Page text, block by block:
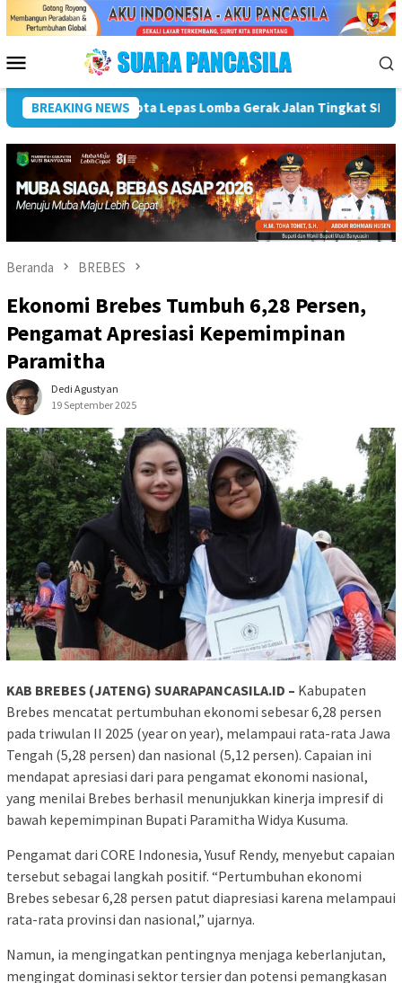
Menu
Mobile
BREAKING NEWS
HUT ke-81 RI Pemkot Lubuk Linggau
Beranda BREBES
Ekonomi Brebes Tumbuh 6,28 Persen,
Pengamat Apresiasi Kepemimpinan
Paramitha
Dedi Agustyan
19 September 2025
KAB BREBES (JATENG) SUARAPANCASILA.ID – Kabupaten
Brebes mencatat pertumbuhan ekonomi sebesar 6,28 persen
pada triwulan II 2025 (year on year), melampaui rata-rata Jawa
Tengah (5,28 persen) dan nasional (5,12 persen). Capaian ini
mendapat apresiasi dari para pengamat ekonomi nasional,
yang menilai Brebes berhasil menunjukkan kinerja impresif di
bawah kepemimpinan Bupati Paramitha Widya Kusuma.
Pengamat dari CORE Indonesia, Yusuf Rendy, menyebut capaian
tersebut sebagai langkah positif. “Pertumbuhan ekonomi
Brebes sebesar 6,28 persen patut diapresiasi karena melampaui
rata-rata provinsi dan nasional,” ujarnya.
Namun, ia mengingatkan pentingnya menjaga keberlanjutan,
mengingat dominasi sektor tersier dan potensi pemangkasan